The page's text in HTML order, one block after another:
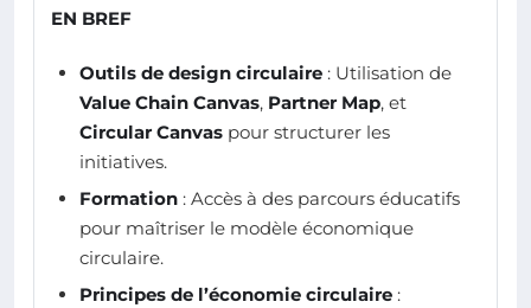
EN BREF
Outils de design circulaire : Utilisation de
Value Chain Canvas, Partner Map, et
Circular Canvas pour structurer les
initiatives.
Formation : Accès à des parcours éducatifs
pour maîtriser le modèle économique
circulaire.
Principes de l’économie circulaire :